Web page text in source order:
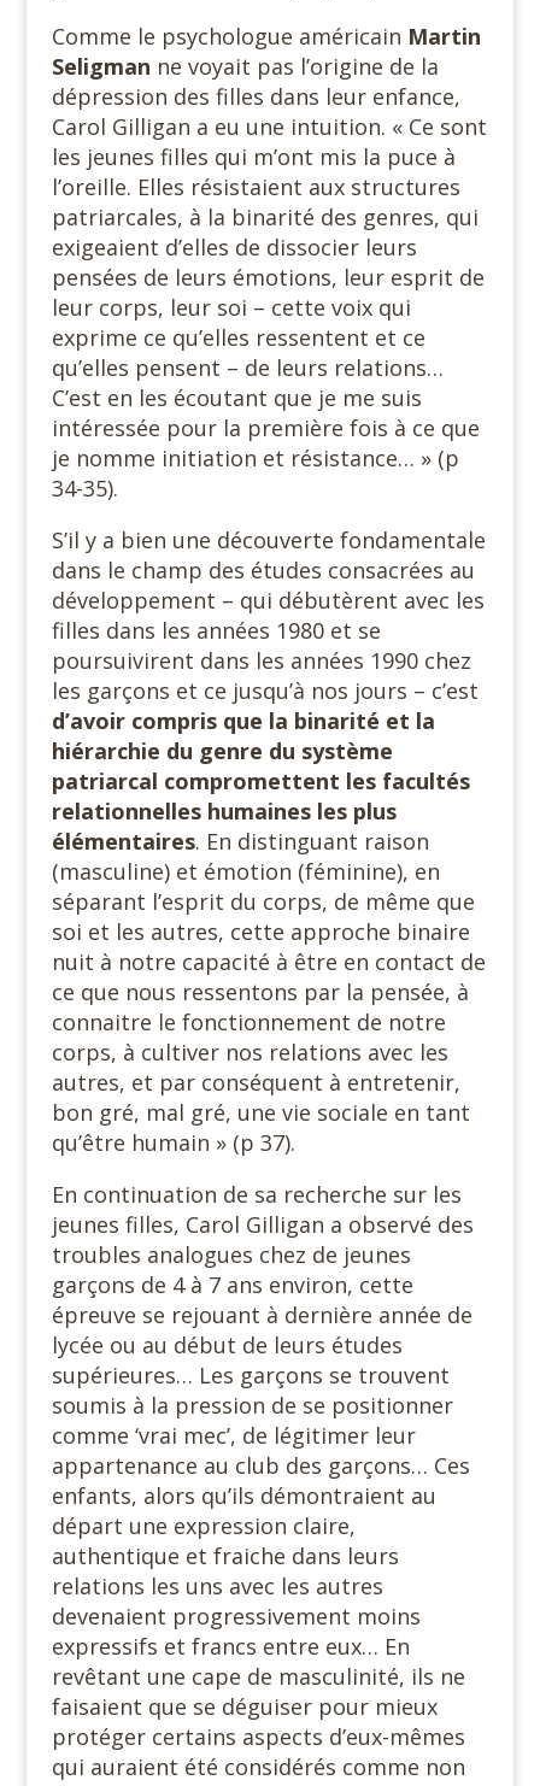
Comme le psychologue américain Martin
Seligman ne voyait pas l’origine de la
dépression des filles dans leur enfance,
Carol Gilligan a eu une intuition. « Ce sont
les jeunes filles qui m’ont mis la puce à
l’oreille. Elles résistaient aux structures
patriarcales, à la binarité des genres, qui
exigeaient d’elles de dissocier leurs
pensées de leurs émotions, leur esprit de
leur corps, leur soi – cette voix qui
exprime ce qu’elles ressentent et ce
qu’elles pensent – de leurs relations…
C’est en les écoutant que je me suis
intéressée pour la première fois à ce que
je nomme initiation et résistance… » (p
34-35).
S’il y a bien une découverte fondamentale
dans le champ des études consacrées au
développement – qui débutèrent avec les
filles dans les années 1980 et se
poursuivirent dans les années 1990 chez
les garçons et ce jusqu’à nos jours – c’est
d’avoir compris que la binarité et la
hiérarchie du genre du système
patriarcal compromettent les facultés
relationnelles humaines les plus
élémentaires. En distinguant raison
(masculine) et émotion (féminine), en
séparant l’esprit du corps, de même que
soi et les autres, cette approche binaire
nuit à notre capacité à être en contact de
ce que nous ressentons par la pensée, à
connaitre le fonctionnement de notre
corps, à cultiver nos relations avec les
autres, et par conséquent à entretenir,
bon gré, mal gré, une vie sociale en tant
qu’être humain » (p 37).
En continuation de sa recherche sur les
jeunes filles, Carol Gilligan a observé des
troubles analogues chez de jeunes
garçons de 4 à 7 ans environ, cette
épreuve se rejouant à dernière année de
lycée ou au début de leurs études
supérieures… Les garçons se trouvent
soumis à la pression de se positionner
comme ‘vrai mec’, de légitimer leur
appartenance au club des garçons… Ces
enfants, alors qu’ils démontraient au
départ une expression claire,
authentique et fraiche dans leurs
relations les uns avec les autres
devenaient progressivement moins
expressifs et francs entre eux… En
revêtant une cape de masculinité, ils ne
faisaient que se déguiser pour mieux
protéger certains aspects d’eux-mêmes
qui auraient été considérés comme non